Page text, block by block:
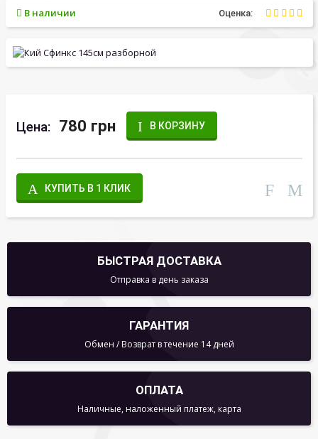
В наличии Оценка:
Цена: 780 грн В КОРЗИНУ
КУПИТЬ В 1 КЛИК
БЫСТРАЯ ДОСТАВКА
Отправка в день заказа
ГАРАНТИЯ
Обмен / Возврат в течение 14 дней
ОПЛАТА
Наличные, наложенный платеж, карта